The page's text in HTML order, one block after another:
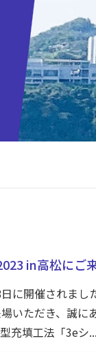
in高松にご
に開催されまし
いただき、誠に
充填工法「3eシ...